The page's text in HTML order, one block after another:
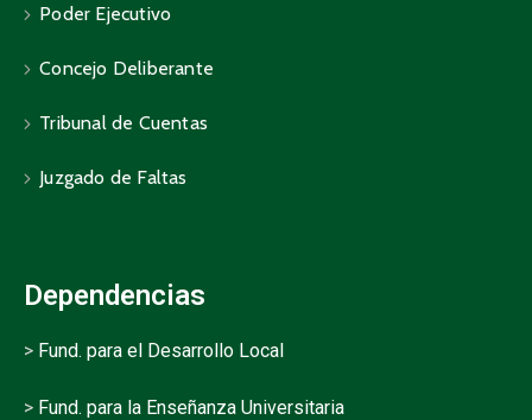
Poder Ejecutivo
Concejo Deliberante
Tribunal de Cuentas
Juzgado de Faltas
Dependencias
> Fund. para el Desarrollo Local
> Fund. para la Enseñanza Universitaria